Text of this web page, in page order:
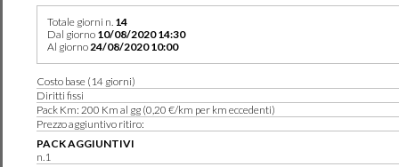
Totale giorni n. 14
Dal giorno 10/08/2020 14:30
Al giorno24/08/2020 10:00
Costo base (14 giorni)
Diritti fissi
Pack Km: 200 Km al gg (0,20 €/km per km eccedenti)
Prezzo aggiuntivo ritiro:
PACK AGGIUNTIVI
n.1